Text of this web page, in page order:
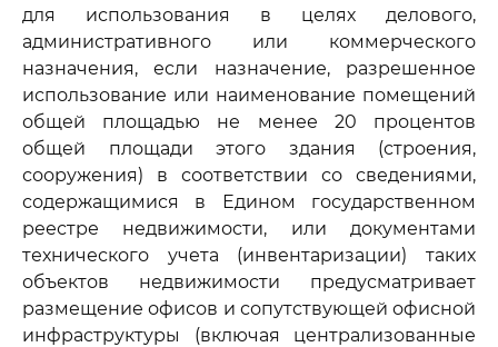
для использования в целях делового,
административного или коммерческого
назначения, если назначение, разрешенное
использование или наименование помещений
общей площадью не менее 20 процентов
общей площади этого здания (строения,
сооружения) в соответствии со сведениями,
содержащимися в Едином государственном
реестре недвижимости, или документами
технического учета (инвентаризации) таких
объектов недвижимости предусматривает
размещение офисов и сопутствующей офисной
инфраструктуры (включая централизованные